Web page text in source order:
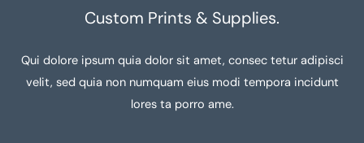
Custom Prints & Supplies.
Qui dolore ipsum quia dolor sit amet, consec tetur adipisci
velit, sed quia non numquam eius modi tempora incidunt
lores ta porro ame.